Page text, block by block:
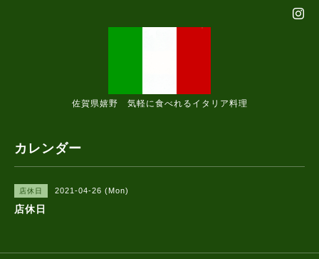
佐賀県嬉野 気軽に食べれるイタリア料理
カレンダー
店休日 2021-04-26 (Mon)
店休日